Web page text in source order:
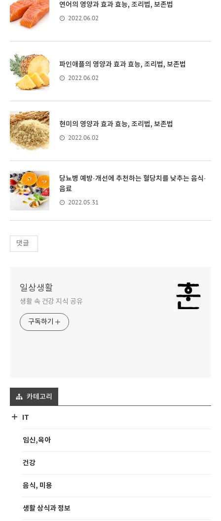
연어의 영양과 효과 효능, 조리법, 보존법
2022.06.02
파인애플의 영양과 효과 효능, 조리법, 보존법
2022.06.02
현미의 영양과 효과 효능, 조리법, 보존법
2022.06.02
당뇨병 예방·개선에 추천하는 혈당치를 낮추는 음식·
음료
2022.05.31
댓글
일상생활
생활 속 건강 지식 공유
구독하기
카테고리
IT
임신,육아
건강
음식, 미용
생활 상식과 정보